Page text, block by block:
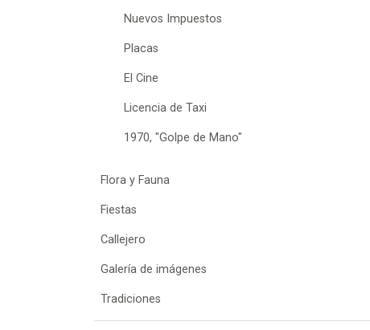
Nuevos Impuestos
Placas
El Cine
Licencia de Taxi
1970, "Golpe de Mano"
Flora y Fauna
Fiestas
Callejero
Galería de imágenes
Tradiciones